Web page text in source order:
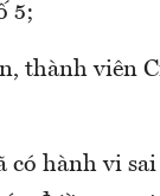
5;
thành viên
có hành vi